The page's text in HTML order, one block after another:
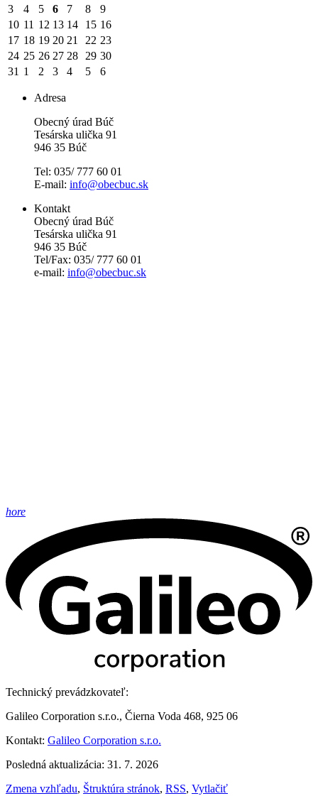
3
4 5 6 7 8
9
10 11 12 13 14 15 16
17 18 19 20 21 22 23
24 25 26 27 28 29 30
31 1 2 3 4 5 6
Adresa
Obecný úrad Búč
Tesárska ulička 91
946 35 Búč
Tel: 035/ 777 60 01
E-mail: info@obecbuc.sk
Kontakt
Obecný úrad Búč
Tesárska ulička 91
946 35 Búč
Tel/Fax: 035/ 777 60 01
e-mail: info@obecbuc.sk
hore
Technický prevádzkovateľ:
Galileo Corporation s.r.o., Čierna Voda 468, 925 06
Kontakt: Galileo Corporation s.r.o.
Posledná aktualizácia: 31. 7. 2026
Zmena vzhľadu, Štruktúra stránok, RSS, Vytlačiť